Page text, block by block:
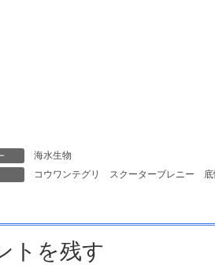
海水生物
コウワンテグリ スクーターブレニー
トを残す